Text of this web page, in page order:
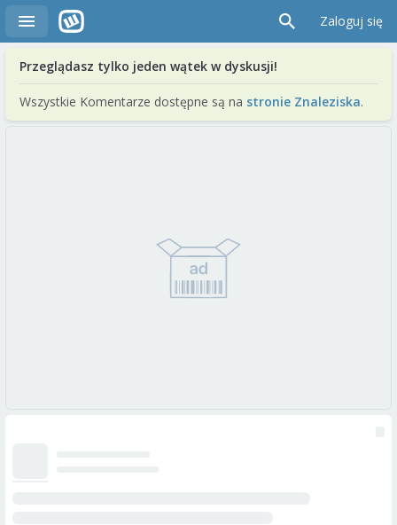
Zaloguj się
Przeglądasz tylko jeden wątek w dyskusji!
Wszystkie Komentarze dostępne są na stronie Znaleziska.